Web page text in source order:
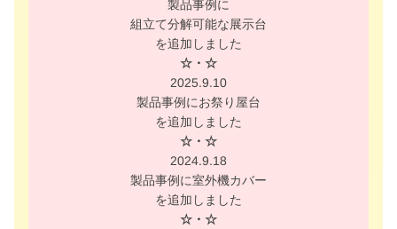
製品事例に
組立て分解可能な展示台
を追加しました
☆・☆
2025.9.10
製品事例にお祭り屋台
を追加しました
☆・☆
2024.9.18
製品事例に室外機カバー
を追加しました
☆・☆